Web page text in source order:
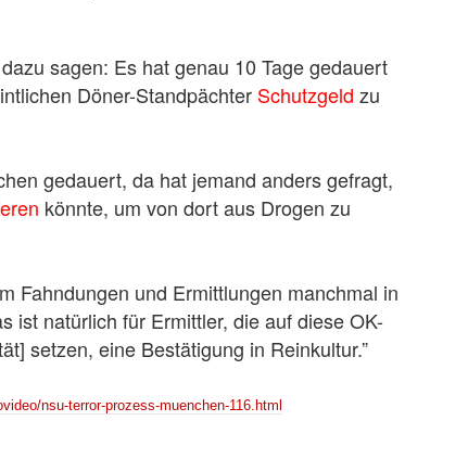
sagen: Es hat genau 10 Tage gedauert
Döner-Standpächter Schutzgeld zu
gedauert, da hat jemand anders gefragt,
könnte, um von dort aus Drogen zu
Fahndungen und Ermittlungen manchmal in
ist natürlich für Ermittler, die auf diese OK-
setzen, eine Bestätigung in Reinkultur.”
nsu-terror-prozess-muenchen-116.html